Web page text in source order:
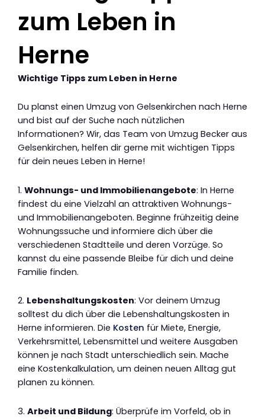
zum Leben in
Herne
Wichtige Tipps zum Leben in Herne
Du planst einen Umzug von Gelsenkirchen nach Herne
und bist auf der Suche nach nützlichen
Informationen? Wir, das Team von Umzug Becker aus
Gelsenkirchen, helfen dir gerne mit wichtigen Tipps
für dein neues Leben in Herne!
1. Wohnungs- und Immobilienangebote: In Herne
findest du eine Vielzahl an attraktiven Wohnungs-
und Immobilienangeboten. Beginne frühzeitig deine
Wohnungssuche und informiere dich über die
verschiedenen Stadtteile und deren Vorzüge. So
kannst du eine passende Bleibe für dich und deine
Familie finden.
2. Lebenshaltungskosten: Vor deinem Umzug
solltest du dich über die Lebenshaltungskosten in
Herne informieren. Die Kosten für Miete, Energie,
Verkehrsmittel, Lebensmittel und weitere Ausgaben
können je nach Stadt unterschiedlich sein. Mache
eine Kostenkalkulation, um deinen neuen Alltag gut
planen zu können.
3. Arbeit und Bildung: Überprüfe im Vorfeld, ob in